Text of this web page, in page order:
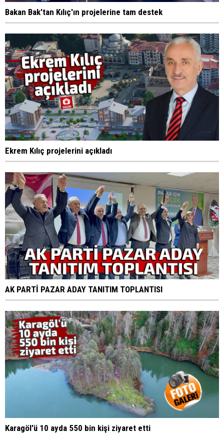
Bakan Bak'tan Kılıç'ın projelerine tam destek
Ekrem Kılıç projelerini açıkladı
AK PARTİ PAZAR ADAY TANITIM TOPLANTISI
Karagöl'ü 10 ayda 550 bin kişi ziyaret etti